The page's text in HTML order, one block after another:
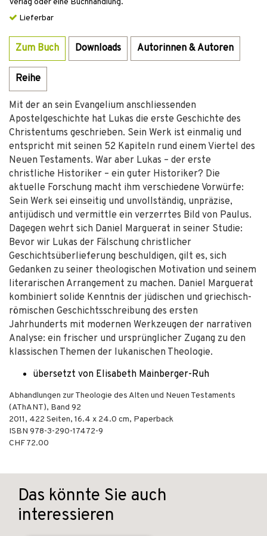
Verlag oder eine Buchhandlung.
Lieferbar
Zum Buch Downloads Autorinnen & Autoren
Reihe
Mit der an sein Evangelium anschliessenden
Apostelgeschichte hat Lukas die erste Geschichte des
Christentums geschrieben. Sein Werk ist einmalig und
entspricht mit seinen 52 Kapiteln rund einem Viertel des
Neuen Testaments. War aber Lukas – der erste
christliche Historiker – ein guter Historiker? Die
aktuelle Forschung macht ihm verschiedene Vorwürfe:
Sein Werk sei einseitig und unvollständig, unpräzise,
antijüdisch und vermittle ein verzerrtes Bild von Paulus.
Dagegen wehrt sich Daniel Marguerat in seiner Studie:
Bevor wir Lukas der Fälschung christlicher
Geschichtsüberlieferung beschuldigen, gilt es, sich
Gedanken zu seiner theologischen Motivation und seinem
literarischen Arrangement zu machen. Daniel Marguerat
kombiniert solide Kenntnis der jüdischen und griechisch-
römischen Geschichtsschreibung des ersten
Jahrhunderts mit modernen Werkzeugen der narrativen
Analyse: ein frischer und ursprünglicher Zugang zu den
klassischen Themen der lukanischen Theologie.
übersetzt von Elisabeth Mainberger-Ruh
Abhandlungen zur Theologie des Alten und Neuen Testaments
(AThANT), Band 92
2011, 422 Seiten, 16.4 x 24.0 cm, Paperback
ISBN 978-3-290-17472-9
CHF 72.00
Das könnte Sie auch
interessieren